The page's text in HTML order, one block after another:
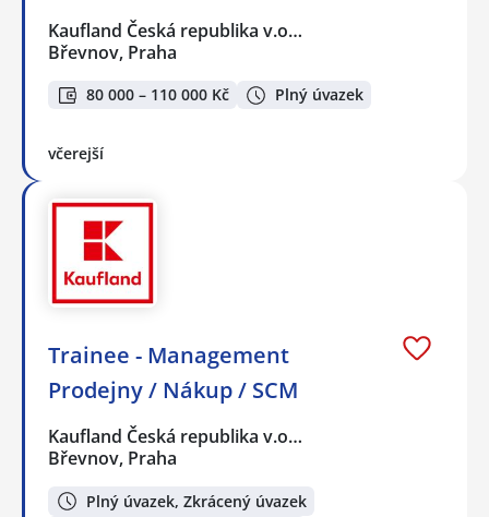
Kaufland Česká republika v.o…
Břevnov, Praha
80 000 – 110 000 Kč Plný úvazek
včerejší
Trainee - Management
Prodejny / Nákup / SCM
Kaufland Česká republika v.o…
Břevnov, Praha
Plný úvazek, Zkrácený úvazek